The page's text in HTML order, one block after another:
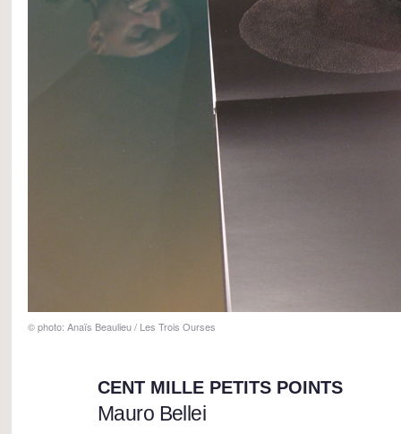
© photo: Anaïs Beaulieu / Les Trois Ourses
CENT MILLE PETITS POINTS
Mauro Bellei